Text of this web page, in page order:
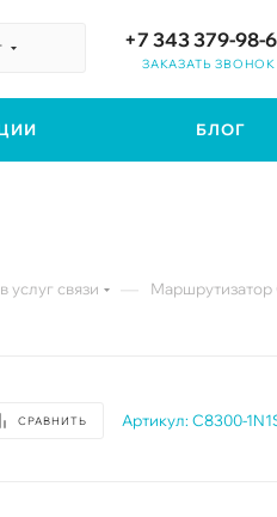
+7 343 379-98-
ЗАКАЗАТЬ ЗВОНОК
БЛОГ
связи Маршрутизатор
СРАВНИТЬ Артикул: C8300-